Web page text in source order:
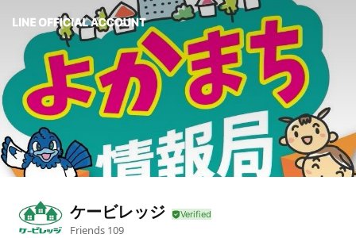
ケービレッジ
Friends 109